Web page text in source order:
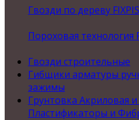
Гвозди по дереву
Пороховая технология
Гвозди строительные
Гибщики арматуры
зажимы
Грунтовка Акриловая
Пластификаторы и